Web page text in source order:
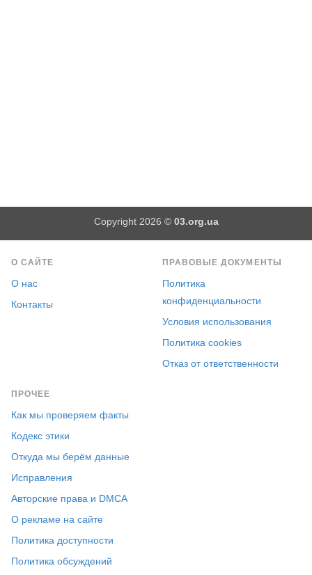
Copyright 2026 © 03.org.ua
О САЙТЕ
О нас
Контакты
ПРАВОВЫЕ ДОКУМЕНТЫ
Политика
конфиденциальности
Условия использования
Политика cookies
Отказ от ответственности
ПРОЧЕЕ
Как мы проверяем факты
Кодекс этики
Откуда мы берём данные
Исправления
Авторские права и DMCA
О рекламе на сайте
Политика доступности
Политика обсуждений